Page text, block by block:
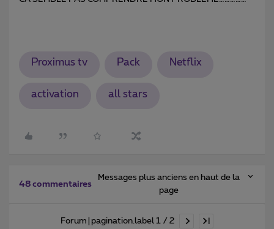
Proximus tv Pack Netflix
activation all stars
48 commentaires
Messages plus anciens en haut de la
page
Forum|pagination.label 1 / 2